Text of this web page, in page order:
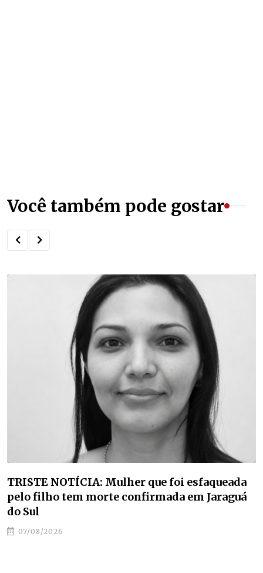
Você também pode gostar
TRISTE NOTÍCIA: Mulher que foi esfaqueada
pelo filho tem morte confirmada em Jaraguá
do Sul
07/08/2026